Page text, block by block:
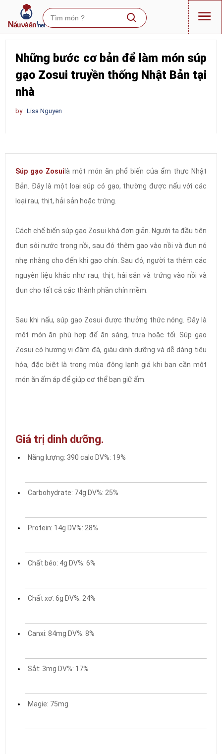
Những bước cơ bản để làm món súp
gạo Zosui truyền thống Nhật Bản tại
nhà
by Lisa Nguyen
Súp gạo Zosui là một món ăn phổ biến của ẩm thực Nhật
Bản. Đây là một loại súp có gạo, thường được nấu với các
loại rau, thịt, hải sản hoặc trứng.
Cách chế biến súp gạo Zosui khá đơn giản. Người ta đầu tiên
đun sôi nước trong nồi, sau đó thêm gạo vào nồi và đun nó
nhẹ nhàng cho đến khi gạo chín. Sau đó, người ta thêm các
nguyên liệu khác như rau, thịt, hải sản và trứng vào nồi và
đun cho tất cả các thành phần chín mềm.
Sau khi nấu, súp gạo Zosui được thưởng thức nóng. Đây là
một món ăn phù hợp để ăn sáng, trưa hoặc tối. Súp gạo
Zosui có hương vị đậm đà, giàu dinh dưỡng và dễ dàng tiêu
hóa, đặc biệt là trong mùa đông lạnh giá khi bạn cần một
món ăn ấm áp để giúp cơ thể bạn giữ ấm.
Giá trị dinh dưỡng.
Năng lượng: 390 calo DV%: 19%
Carbohydrate: 74g DV%: 25%
Protein: 14g DV%: 28%
Chất béo: 4g DV%: 6%
Chất xơ: 6g DV%: 24%
Canxi: 84mg DV%: 8%
Sắt: 3mg DV%: 17%
Magie: 75mg